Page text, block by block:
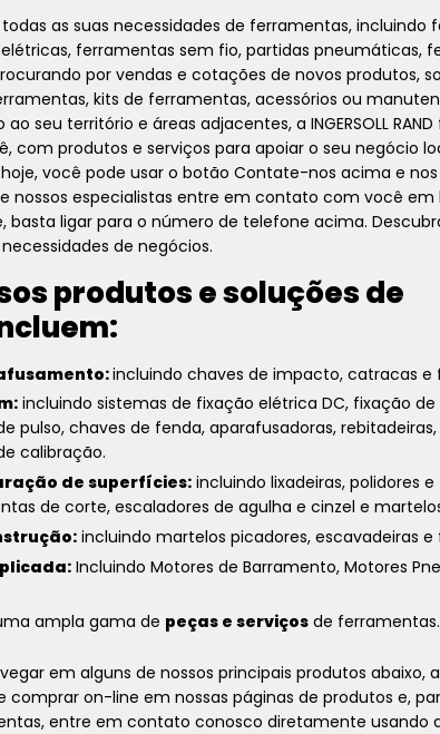
todas as suas necessidades de ferramentas, incluindo
ferramentas sem fio, partidas pneumáticas,
por vendas e cotações de novos produtos,
kits de ferramentas, acessórios ou
seu território e áreas adjacentes, a INGERSOLL
com produtos e serviços para apoiar o seu negócio
você pode usar o botão Contate-nos acima e
nossos especialistas entre em contato com você em
basta ligar para o número de telefone acima.
de negócios.
produtos e soluções de
incluindo chaves de impacto, catracas e
incluindo sistemas de fixação elétrica DC, fixação
pulso, chaves de fenda, aparafusadoras,
calibração.
de superfícies: incluindo lixadeiras, polidores
de corte, escaladores de agulha e cinzel e
incluindo martelos picadores, escavadeiras e
Incluindo Motores de Barramento, Motores
ampla gama de peças e serviços de ferramentas.
em alguns de nossos principais produtos abaixo,
on-line em nossas páginas de produtos e,
entre em contato conosco diretamente usando